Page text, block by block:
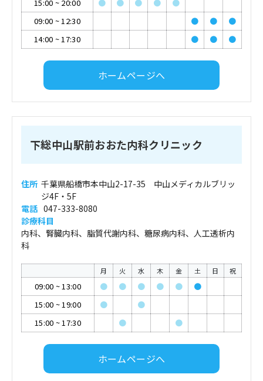
15:00 ~ 20:00 ● ● ● ●
●
09:00 ~12:30 ● ●
●
14:00 ~17:30 ● ● ●
ホームページへ
下総中山駅前おおた内科クリニック
住所 千葉県船橋市本中山2-17-35 中山メディカルブリッ
ジ4F・5F
電話 047-333-8080
診療科目
内科、腎臓内科、脂質代謝内科、糖尿病内科、人工透析内
科
月 火 水 木 金 土 日 祝
09:00 ~13:00 ● ● ● ● ●
●
15:00 ~19:00 ●
●
15:00 ~17:30 ● ●
ホームページへ